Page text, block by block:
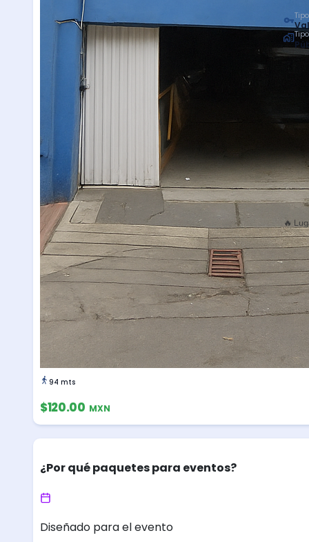
94 mts
🔥
$120.00 MXN
¿Por qué paquetes para eventos?
Diseñado para el evento